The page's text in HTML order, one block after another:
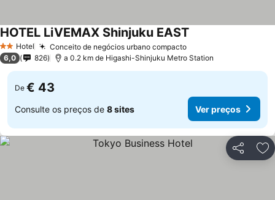
2 Estrelas
Hotel Conceito de negócios urbano compactoVer preços
HOTEL LiVEMAX Shinjuku EAST
6,0 826 a 0.2 km de Higashi-Shinjuku Metro Station
De € 43
Consulte os preços de 8 sites Ver preços
Partilhar